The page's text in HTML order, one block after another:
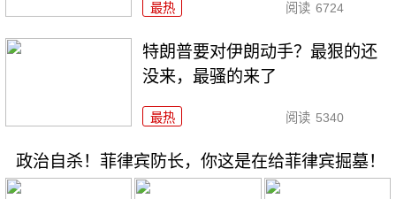
最热 阅读 6724
特朗普要对伊朗动手？最狠的还
没来，最骚的来了
最热 阅读 5340
政治自杀！菲律宾防长，你这是在给菲律宾掘墓！